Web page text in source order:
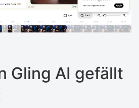
Gling AI gefällt